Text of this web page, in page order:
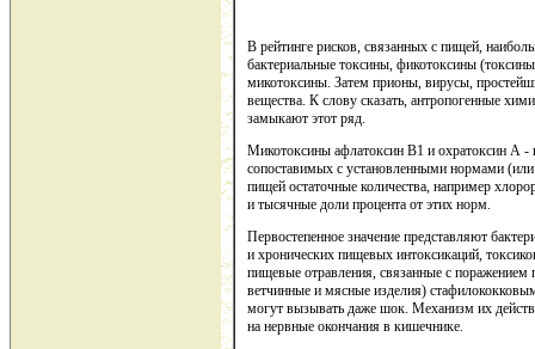
В рейтинге рисков, связанных с пищей,
бактериальные токсины, фикотоксины
микотоксины. Затем прионы, вирусы,
вещества. К слову сказать, антропогенные
замыкают этот ряд.
Микотоксины афлатоксин В1 и охратоксин А -
сопоставимых с установленными нормами
пищей остаточные количества, например
и тысячные доли процента от этих норм.
Первостепенное значение представляют
и хронических пищевых интоксикаций,
пищевые отравления, связанные с
ветчинные и мясные изделия)
могут вызывать даже шок. Механизм их
на нервные окончания в кишечнике.